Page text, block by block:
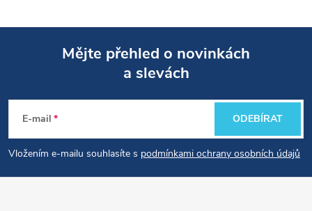
p
Mějte přehled o novinkách
a slevách
E-mail
Vložením e-mailu souhlasíte s podmínkami ochrany osobních údajů
ODEBÍRAT